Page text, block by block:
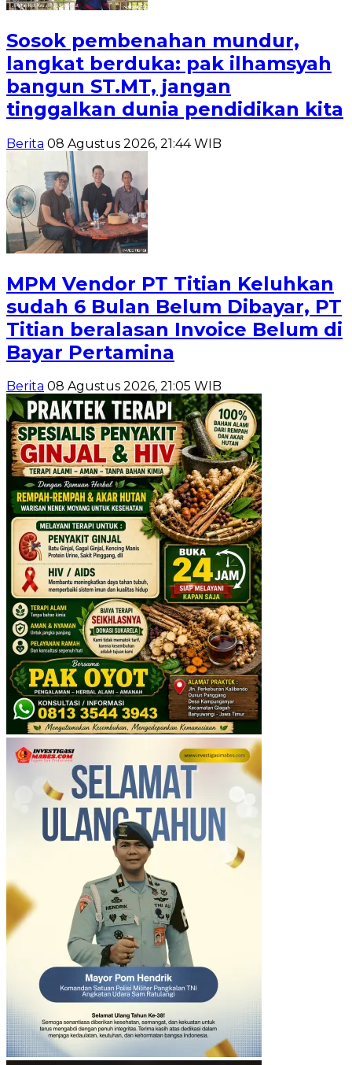
Sosok pembenahan mundur,
langkat berduka: pak ilhamsyah
bangun ST.MT, jangan
tinggalkan dunia pendidikan kita
Berita 08 Agustus 2026, 21:44 WIB
MPM Vendor PT Titian Keluhkan
sudah 6 Bulan Belum Dibayar, PT
Titian beralasan Invoice Belum di
Bayar Pertamina
Berita 08 Agustus 2026, 21:05 WIB